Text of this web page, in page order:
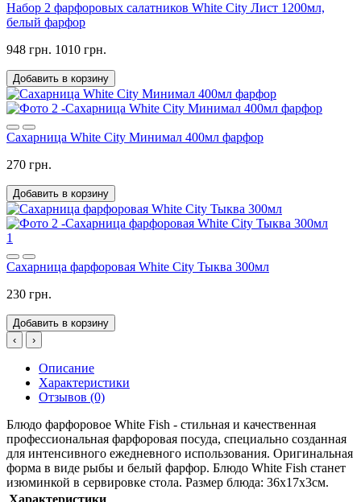
Набор 2 фарфоровых салатников White City Лист 1200мл,
белый фарфор
948 грн. 1010 грн.
Добавить в корзину
Сахарница White City Минимал 400мл фарфор
270 грн.
Добавить в корзину
1
Сахарница фарфоровая White City Тыква 300мл
230 грн.
Добавить в корзину
‹
›
Описание
Характеристики
Отзывов (0)
Блюдо фарфоровое White Fish - стильная и качественная
профессиональная фарфоровая посуда, специально созданная
для интенсивного ежедневного использования. Оригинальная
форма в виде рыбы и белый фарфор. Блюдо White Fish станет
изюминкой в ​​сервировке стола. Размер блюда: 36х17х3см.